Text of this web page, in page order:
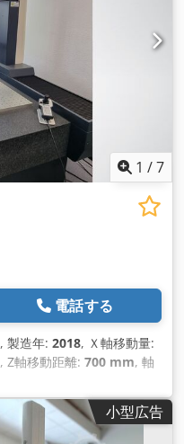
1 /7
電話する
, 製造年: 2018, Ｘ軸移動量:
, Z軸移動距離: 700 mm, 軸
小型広告